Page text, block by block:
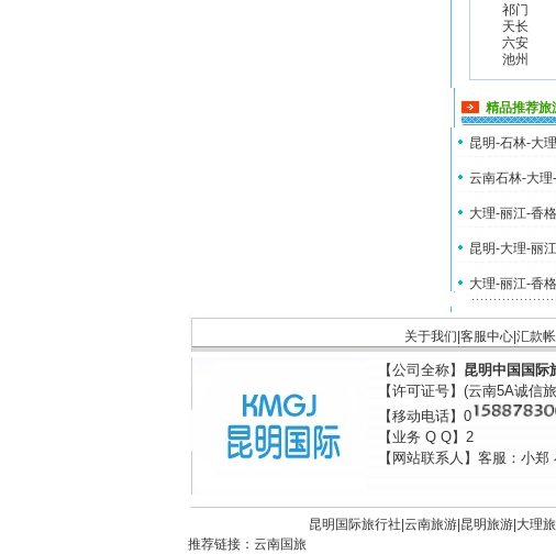
祁门
天长
六安
池州
精品推荐旅
昆明-石林-大
云南石林-大
大理-丽江-香
昆明-大理-丽
大理-丽江-香
关于我们 客服中心| 汇款
【公司全称】 昆明中国国际
【许可证号】(云南5A诚信旅
【移动电话】0
【业务 Q Q】2
【网站联系人】客服：小郑
昆明国际旅行社| 云南旅游| 昆明旅游| 大理
推荐链接： 云南国旅